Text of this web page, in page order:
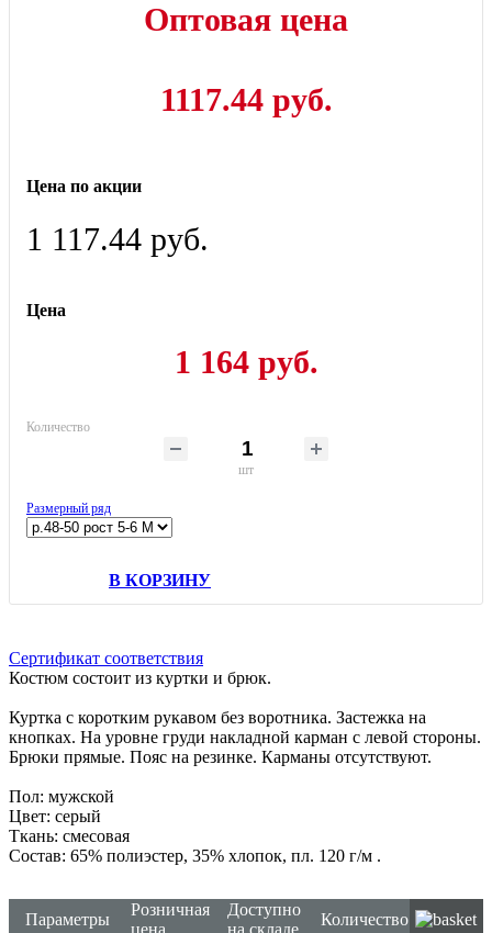
Оптовая цена
1117.44 руб.
Цена по акции
1 117.44 руб.
Цена
1 164 руб.
Количество
шт
Размерный ряд
В КОРЗИНУ
Сертификат соответствия
Костюм состоит из куртки и брюк.
Куртка с коротким рукавом без воротника. Застежка на
кнопках. На уровне груди накладной карман с левой стороны.
Брюки прямые. Пояс на резинке. Карманы отсутствуют.
Пол: мужской
Цвет: серый
Ткань: смесовая
Состав: 65% полиэстер, 35% хлопок, пл. 120 г/м .
Параметры
Розничная
цена
Доступно
на складе
Количество